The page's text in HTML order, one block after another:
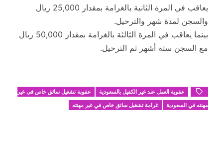
يعاقب في المرة الثانية بالغرامة بمقدار 25,000 ريال
والسجن لمدة شهر والترحيل.
بينما يعاقب في المرة الثالثة بالغرامة بمقدار 50,000 ريال
مع السجن ستة أشهر ثم الترحيل.
عقوبة العمل عند غير الكفيل بالسعودية
عقوبة تشغيل سائق خاص في غير
مهنته في السعودية
غرامة تشغيل سائق خاص في غير مهنته